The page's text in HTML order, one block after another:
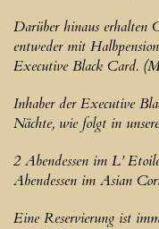
Darüber hinaus erhalten
entweder mit
Executive Black Card.
Inhaber der Executive
Nächte, wie folgt in
2 Abendessen im L’
Abendessen im Asian
Eine Reservierung ist